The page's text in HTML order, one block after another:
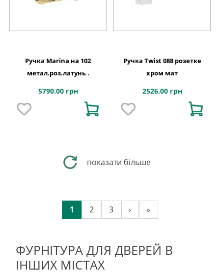
Ручка Marina на 102
метал.роз.латунь .
5790.00 грн
Ручка Twist 088 розетке
хром мат
2526.00 грн
показати більше
1 2 3 › »
ФУРНІТУРА ДЛЯ ДВЕРЕЙ В
ІНШИХ МІСТАХ